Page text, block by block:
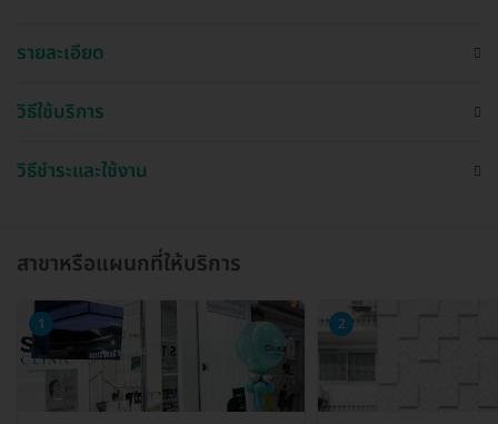
รายละเอียด
วิธีใช้บริการ
วิธีชำระและใช้งาน
สาขาหรือแผนกที่ให้บริการ
1 2